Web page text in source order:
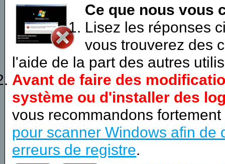
Ce que nous vous
Lisez les réponses
vous trouverez des
l'aide de la part des autres
Avant de faire des
système ou d'installer des
vous recommandons
pour scanner Windows afin de
erreurs de registre.